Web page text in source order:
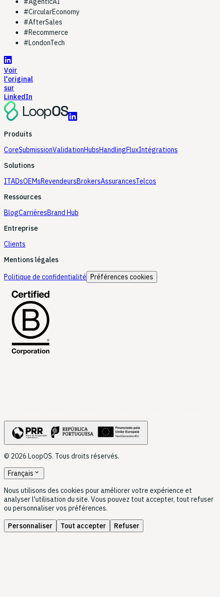
#CircularEconomy
#AfterSales
#Recommerce
#LondonTech
Voir
l'original
sur
LinkedIn
Produits
CoreSubmissionValidationHubsHandlingFluxIntégrations
Solutions
ITADsOEMsRevendeursBrokersAssurancesTelcos
Ressources
BlogCarrièresBrand Hub
Entreprise
Clients
Mentions légales
Politique de confidentialité Préférences cookies
© 2026 LoopOS. Tous droits réservés.
Français expand_more
Nous utilisons des cookies pour améliorer votre expérience et
analyser l'utilisation du site. Vous pouvez tout accepter, tout refuser
ou personnaliser vos préférences.
Personnaliser
Tout accepter Refuser